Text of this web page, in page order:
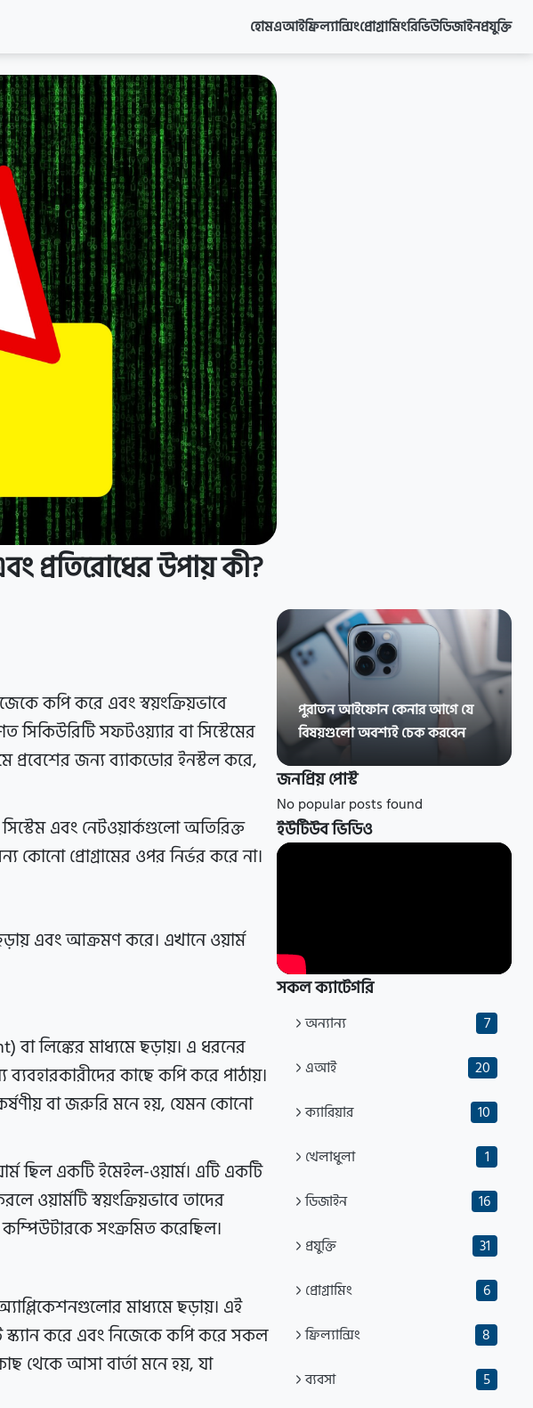
হোমএআইফ্রিল্যান্সিংপ্রোগ্রামিংরিভিউডিজাইনপ্রযুক্তি
প্রতিরোধের উপায় কী?
কপি করে এবং স্বয়ংক্রিয়ভাবে
সিকিউরিটি সফটওয়্যার বা সিস্টেমের
প্রবেশের জন্য ব্যাকডোর ইনস্টল করে,
এবং নেটওয়ার্কগুলো অতিরিক্ত
কোনো প্রোগ্রামের ওপর নির্ভর করে না।
এবং আক্রমণ করে। এখানে ওয়ার্ম
বা লিঙ্কের মাধ্যমে ছড়ায়। এ ধরনের
কাছে কপি করে পাঠায়।
বা জরুরি মনে হয়, যেমন কোনো
ছিল একটি ইমেইল-ওয়ার্ম। এটি একটি
ওয়ার্মটি স্বয়ংক্রিয়ভাবে তাদের
সংক্রমিত করেছিল।
মাধ্যমে ছড়ায়। এই
স্ক্যান করে এবং নিজেকে কপি করে সকল
থেকে আসা বার্তা মনে হয়, যা
পুরাতন আইফোন কেনার আগে যে
বিষয়গুলো অবশ্যই চেক করবেন
জনপ্রিয় পোস্ট
No popular posts found
ইউটিউব ভিডিও
সকল ক্যাটেগরি
অন্যান্য
7
এআই
20
ক্যারিয়ার
10
খেলাধুলা
1
ডিজাইন
16
প্রযুক্তি
31
প্রোগ্রামিং
6
ফ্রিল্যান্সিং
8
ব্যবসা
5